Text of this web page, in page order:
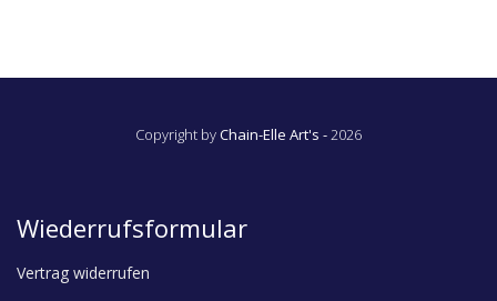
Copyright byChain-Elle Art's -2026
Wiederrufsformular
Vertrag widerrufen